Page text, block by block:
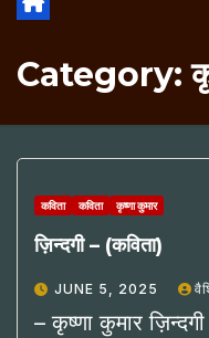
Category:
कविता कविता कृष्णा कुमार
ज़िन्दगी – (कविता)
JUNE 5, 2025
– कृष्णा कुमार